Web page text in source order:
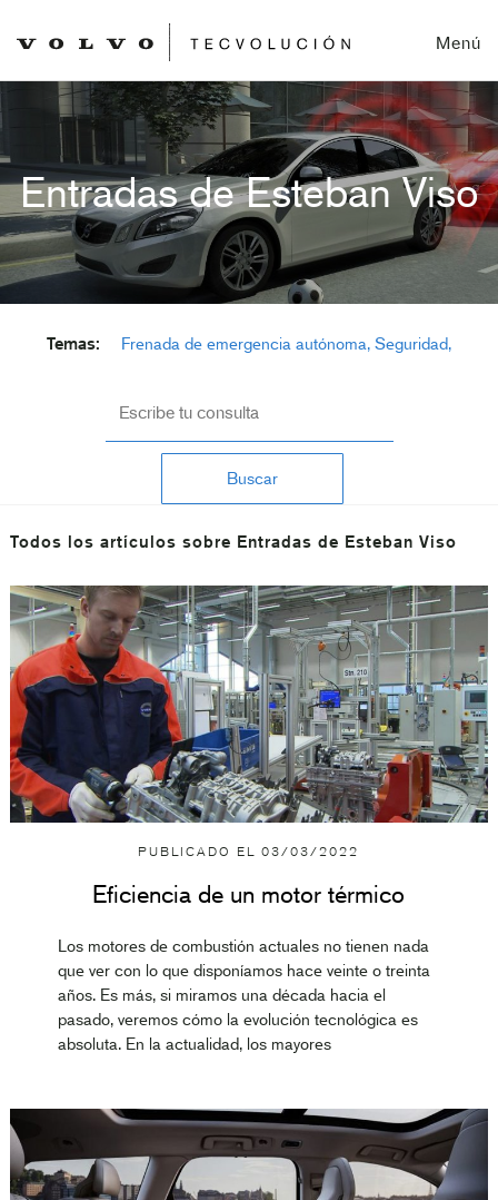
Menú
Entradas deEsteban Viso
Temas: Frenada de emergencia autónoma Seguridad
Buscar
Todos los artículos sobre Entradas de Esteban Viso
PUBLICADO EL03/03/2022
Eficiencia de un motor térmico
Los motores de combustión actuales no tienen nada
que ver con lo que disponíamos hace veinte o treinta
años. Es más, si miramos una década hacia el
pasado, veremos cómo la evolución tecnológica es
absoluta. En la actualidad, los mayores